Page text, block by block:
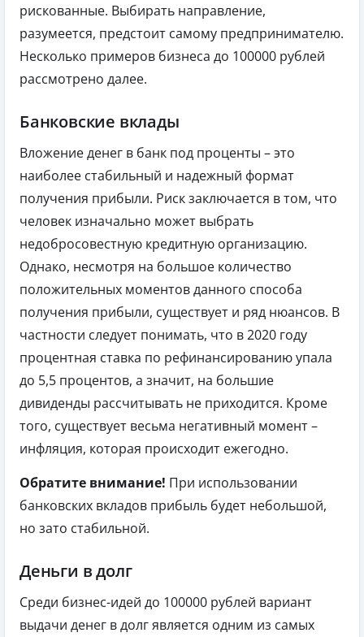
рискованные. Выбирать направление,
разумеется, предстоит самому предпринимателю.
Несколько примеров бизнеса до 100000 рублей
рассмотрено далее.
Банковские вклады
Вложение денег в банк под проценты – это
наиболее стабильный и надежный формат
получения прибыли. Риск заключается в том, что
человек изначально может выбрать
недобросовестную кредитную организацию.
Однако, несмотря на большое количество
положительных моментов данного способа
получения прибыли, существует и ряд нюансов. В
частности следует понимать, что в 2020 году
процентная ставка по рефинансированию упала
до 5,5 процентов, а значит, на большие
дивиденды рассчитывать не приходится. Кроме
того, существует весьма негативный момент –
инфляция, которая происходит ежегодно.
Обратите внимание! При использовании
банковских вкладов прибыль будет небольшой,
но зато стабильной.
Деньги в долг
Среди бизнес-идей до 100000 рублей вариант
выдачи денег в долг является одним из самых